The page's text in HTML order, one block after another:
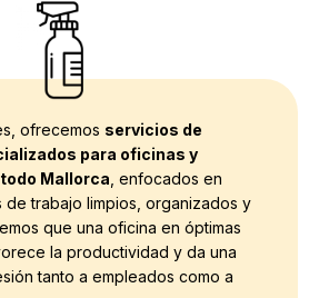
ofrecemos servicios de
para oficinas y
Mallorca , enfocados en
de trabajo limpios, organizados y
que una oficina en óptimas
la productividad y da una
tanto a empleados como a